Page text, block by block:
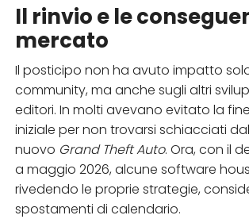
Il rinvio e le
mercato
Il posticipo non ha avuto impatto
community, ma anche sugli altri
editori. In molti avevano evitato la
iniziale per non trovarsi schiacciati
nuovo Grand Theft Auto. Ora, con il
a maggio 2026, alcune software
rivedendo le proprie strategie,
spostamenti di calendario.